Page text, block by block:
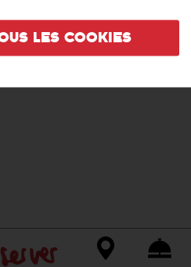
les cookies